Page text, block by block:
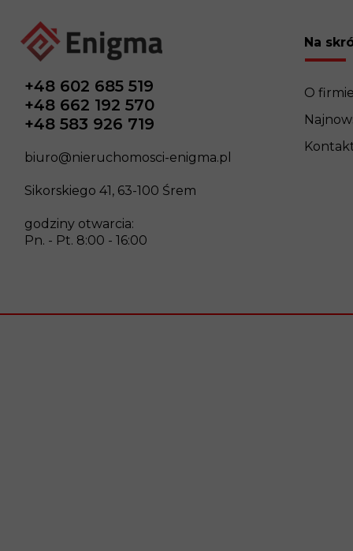
+48 602 685 519
+48 662 192 570
+48 583 926 719
biuro@nieruchomosci-enigma.pl
Sikorskiego 41, 63-100 Śrem
godziny otwarcia:
Pn. - Pt. 8:00 - 16:00
Na
O